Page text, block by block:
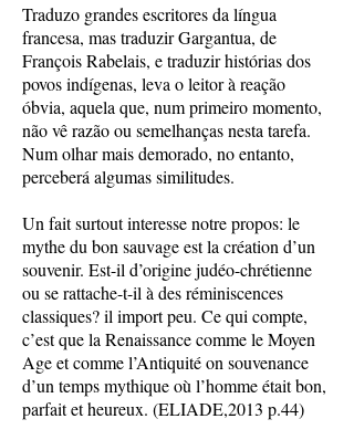
Traduzo grandes escritores da língua
francesa, mas traduzir Gargantua, de
François Rabelais, e traduzir histórias dos
povos indígenas, leva o leitor à reação
óbvia, aquela que, num primeiro momento,
não vê razão ou semelhanças nesta tarefa.
Num olhar mais demorado, no entanto,
perceberá algumas similitudes.
Un fait surtout interesse notre propos: le
mythe du bon sauvage est la création d’un
souvenir. Est-il d’origine judéo-chrétienne
ou se rattache-t-il à des réminiscences
classiques? il import peu. Ce qui compte,
c’est que la Renaissance comme le Moyen
Age et comme l’Antiquité on souvenance
d’un temps mythique où l’homme était bon,
parfait et heureux. (ELIADE,2013 p.44)